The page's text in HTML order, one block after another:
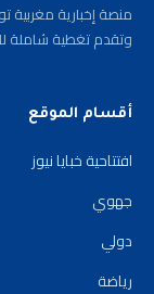
منصة إخبارية مغربية
وتقدم تغطية شاملة
أقسام الموقع
افتتاحية خبايا نيوز
جهوي
دولي
رياضة